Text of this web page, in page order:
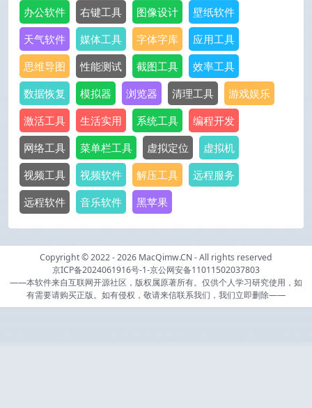
办公软件
右键工具 图像设计
壁纸软件
天气软件
媒体工具 字体字库
应用工具
思维导图
性能测试 截图工具
效率工具
数据恢复
模拟器 浏览器 清理工具
游戏娱乐
激活工具
生活实用 系统工具
编程开发
网络工具
菜单栏工具 虚拟定位
虚拟机
视频工具
视频软件 解压工具
远程服务
远程软件
音乐软件 黑苹果
Copyright © 2022 - 2026 MacQimw.CN - All rights reserved
京ICP备2024061916号-1-京公网安备11011502037803
——本软件来自互联网开源社区，版权属原著所有。仅供个人学习研究使用，如
有需要请购买正版。如有侵权，敬请来信联系我们，我们立即删除——